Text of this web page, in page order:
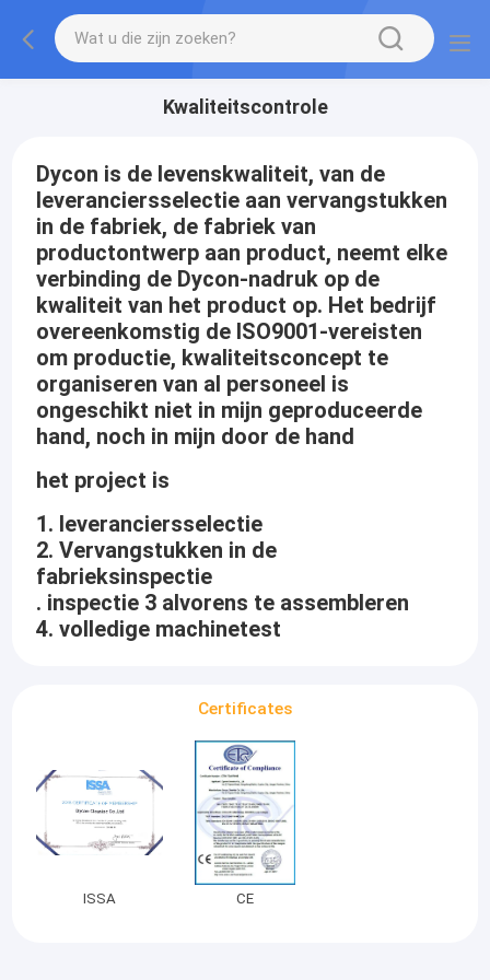
Kwaliteitscontrole
Dycon is de levenskwaliteit, van de
leveranciersselectie aan vervangstukken
in de fabriek, de fabriek van
productontwerp aan product, neemt elke
verbinding de Dycon-nadruk op de
kwaliteit van het product op. Het bedrijf
overeenkomstig de ISO9001-vereisten
om productie, kwaliteitsconcept te
organiseren van al personeel is
ongeschikt niet in mijn geproduceerde
hand, noch in mijn door de hand
het project is
1. leveranciersselectie
2. Vervangstukken in de
fabrieksinspectie
. inspectie 3 alvorens te assembleren
4. volledige machinetest
Certificates
ISSA CE